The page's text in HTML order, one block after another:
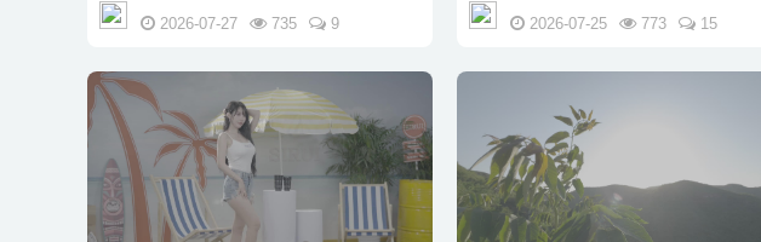
2026-07-27 735 9 2026-07-25 773 15